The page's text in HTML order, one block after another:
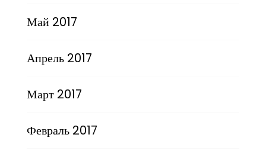
Май 2017
Апрель 2017
Март 2017
Февраль 2017